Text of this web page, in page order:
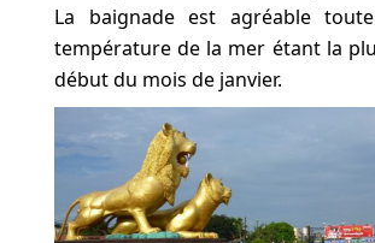
La baignade est agréable toute
température de la mer étant la
début du mois de janvier.